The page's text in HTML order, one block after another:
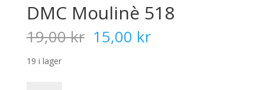
DMC Moulinè 518
19,00kr Det
ursprungliga
15,00 krDet
19 i lager